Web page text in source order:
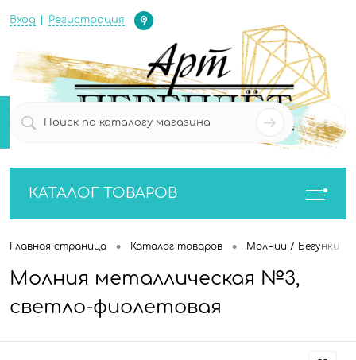
Вход Регистрация
Определение
0
КАТАЛОГ ТОВАРОВ
Главная страница • Каталог товаров • Молнии / Бегунки
Молния металлическая №3,
светло-фиолетовая